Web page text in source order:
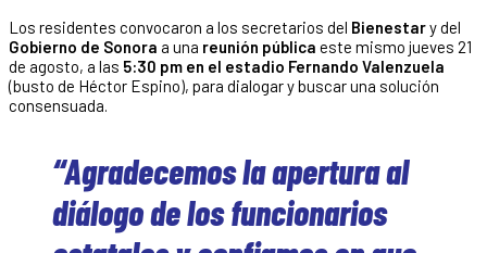
Los residentes convocaron a los secretarios del Bienestary del
Gobierno de Sonora a una reunión pública este mismo jueves 21
de agosto, a las 5:30 pm en el estadio Fernando Valenzuela
(busto de Héctor Espino), para dialogar y buscar una solución
consensuada.
“Agradecemos la apertura al
diálogo de los funcionarios